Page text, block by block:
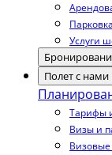
Услуги
Полет с нами
Тарифы
Визы и